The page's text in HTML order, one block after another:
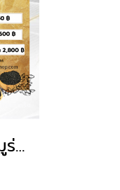
Aimmura-X เอมมูร่า-X เข้มข้น 20 เท่า